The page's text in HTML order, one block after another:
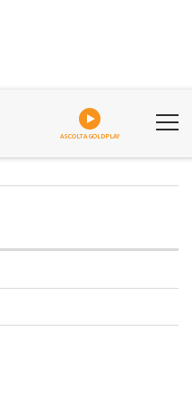
ASCOLTA GOLDPLAY